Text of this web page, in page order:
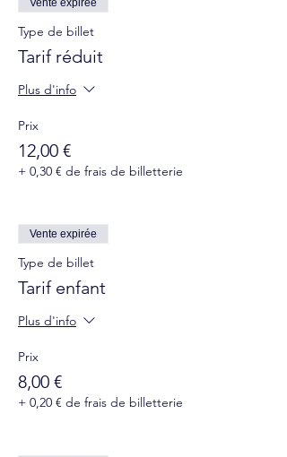
Vente expirée
Type de billet
Tarif réduit
Plus d'info
Prix
12,00 €
+ 0,30 € de frais de billetterie
Vente expirée
Type de billet
Tarif enfant
Plus d'info
Prix
8,00 €
+ 0,20 € de frais de billetterie